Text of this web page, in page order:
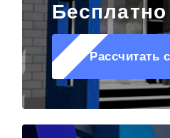
Бесплатно
Рассчитать